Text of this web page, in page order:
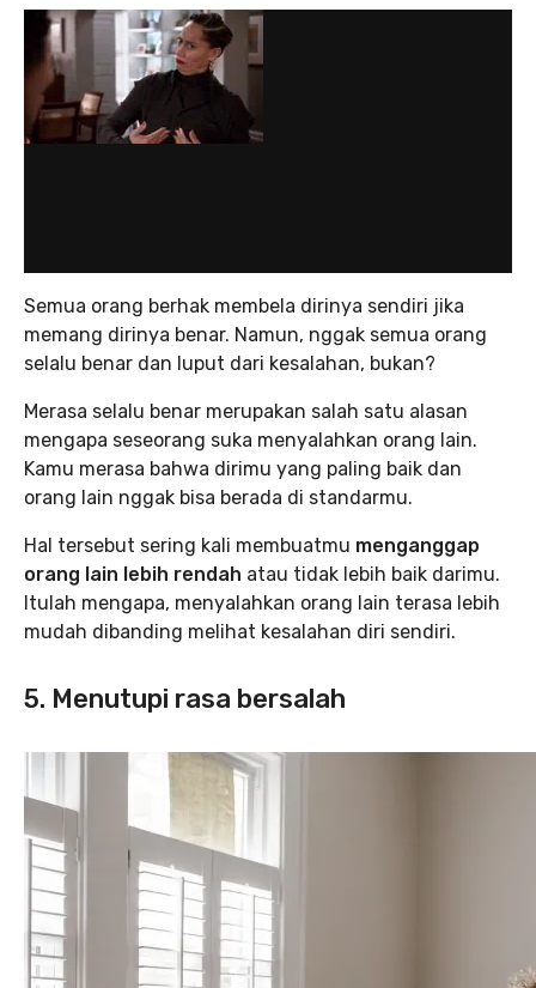
Semua orang berhak membela dirinya sendiri jika
memang dirinya benar. Namun, nggak semua orang
selalu benar dan luput dari kesalahan, bukan?
Merasa selalu benar merupakan salah satu alasan
mengapa seseorang suka menyalahkan orang lain.
Kamu merasa bahwa dirimu yang paling baik dan
orang lain nggak bisa berada di standarmu.
Hal tersebut sering kali membuatmu menganggap
orang lain lebih rendah atau tidak lebih baik darimu.
Itulah mengapa, menyalahkan orang lain terasa lebih
mudah dibanding melihat kesalahan diri sendiri.
5. Menutupi rasa bersalah